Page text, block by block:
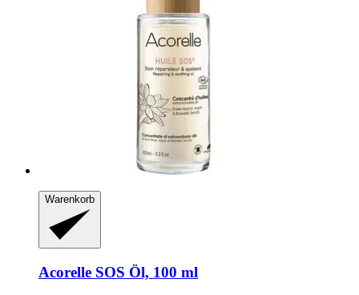
Warenkorb
Acorelle SOS Öl, 100 ml